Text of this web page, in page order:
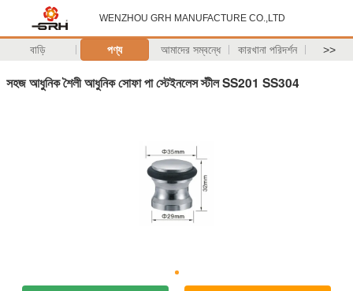
WENZHOU GRH MANUFACTURE CO.,LTD
বাড়ি পণ্য আমাদের সম্বন্ধে কারখানা পরিদর্শন >>
সহজ আধুনিক শৈলী আধুনিক সোফা পা স্টেইনলেস স্টীল SS201 SS304